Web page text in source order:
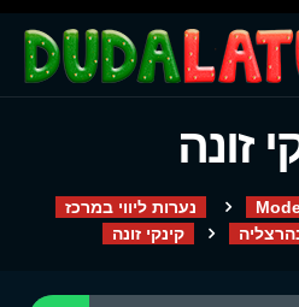
זונה
נערות ליווי במרכז
קינקי זונה